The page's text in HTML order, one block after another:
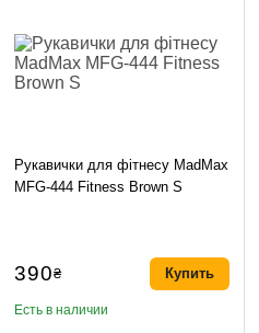
Рукавички для фітнесу MadMax
MFG-444 Fitness Brown S
390₴
Есть в наличии
Купить